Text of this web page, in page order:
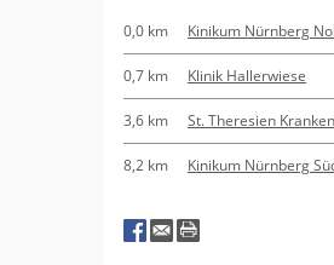
0,0 km Kinikum Nürnberg
0,7 km Klinik Hallerwiese
3,6 km St. Theresien
8,2 km Kinikum Nürnberg